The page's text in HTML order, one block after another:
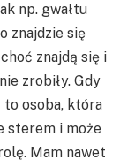
np. gwałtu
znajdzie się
znajdą się i
zrobiły. Gdy
osoba, która
sterem i może
Mam nawet